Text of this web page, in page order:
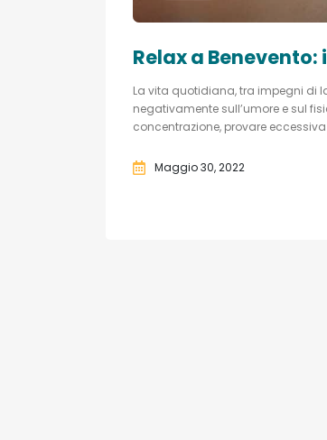
Relax a Benevento:
La vita quotidiana, tra impegni di
negativamente sull’umore e sul
concentrazione, provare
Maggio 30, 2022